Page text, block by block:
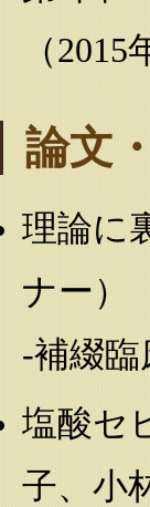
（2015
論文
理論に
ナー）
-補綴臨
塩酸セ
子、小